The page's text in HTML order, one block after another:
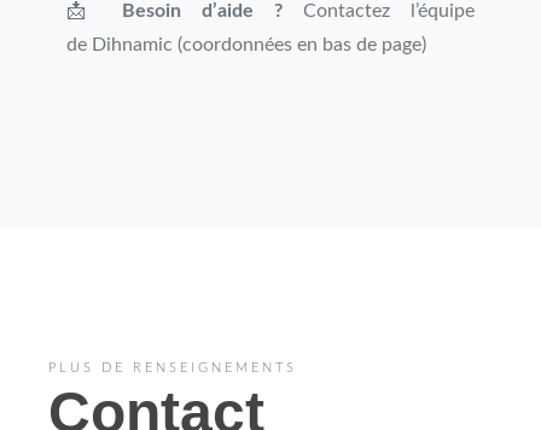
📩 Besoin d’aide ? Contactez l’équipe
de Dihnamic (coordonnées en bas de page)
PLUS DE RENSEIGNEMENTS
Contact